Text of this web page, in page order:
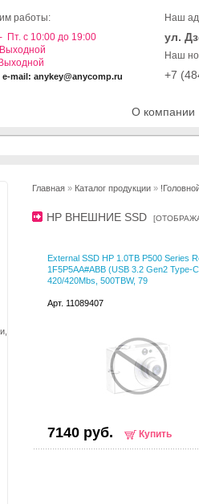
О компании
работы:
Пт. с 10:00 до 19:00
mail: anykey@anycomp.ru
Наш
ул.
Наш
+7
Главная » Каталог продукции »
HP ВНЕШНИЕ SSD [
External SSD HP 1.0TB P500 Series
1F5P5AA#ABB (USB 3.2 Gen2 Type-
420/420Mbs, 500TBW, 79
Арт. 11089407
7140 руб. Купить